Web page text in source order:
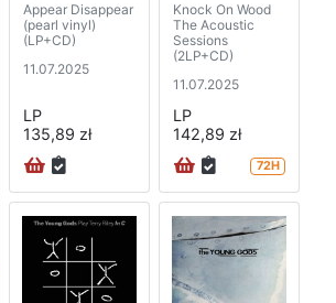
Appear Disappear
(pearl vinyl)
(LP+CD)
11.07.2025
LP
135,89 zł
Knock On Wood
The Acoustic
Sessions
(2LP+CD)
11.07.2025
LP
142,89 zł
72H